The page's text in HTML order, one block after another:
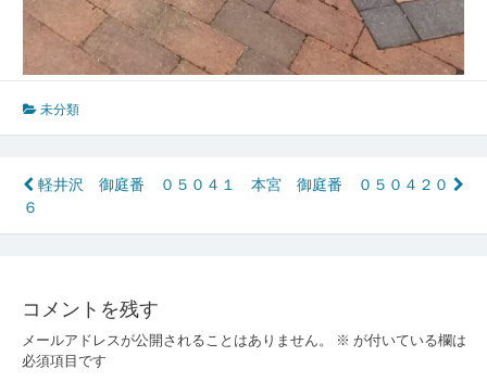
未分類
投
稿
ビ
ゲ
ー
軽井沢 御庭番 ０５０４１
６
本宮 御庭番 ０５０４２０
コメントを残す
メールアドレスが公開されることはありません。 ※ が付いている欄は
必須項目です